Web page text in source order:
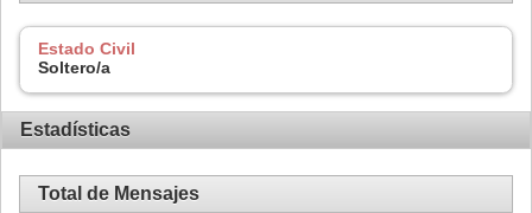
Estado Civil
Soltero/a
Estadísticas
Total de Mensajes